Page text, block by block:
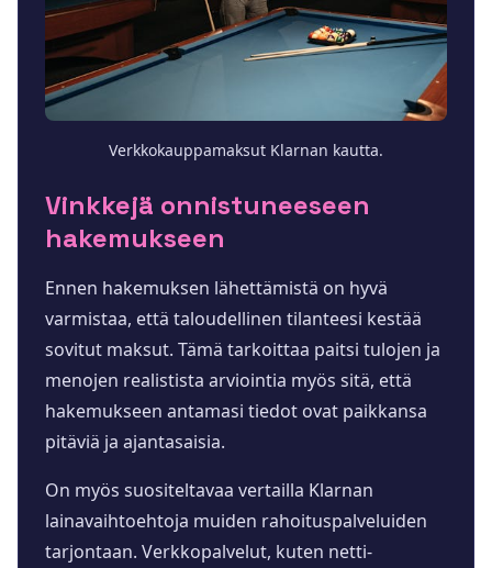
Verkkokauppamaksut Klarnan kautta.
Vinkkejä onnistuneeseen
hakemukseen
Ennen hakemuksen lähettämistä on hyvä
varmistaa, että taloudellinen tilanteesi kestää
sovitut maksut. Tämä tarkoittaa paitsi tulojen ja
menojen realistista arviointia myös sitä, että
hakemukseen antamasi tiedot ovat paikkansa
pitäviä ja ajantasaisia.
On myös suositeltavaa vertailla Klarnan
lainavaihtoehtoja muiden rahoituspalveluiden
tarjontaan. Verkkopalvelut, kuten netti-